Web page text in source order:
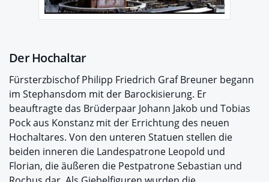
Der Hochaltar
Fürsterzbischof Philipp Friedrich Graf Breuner begann
im Stephansdom mit der Barockisierung. Er
beauftragte das Brüderpaar Johann Jakob und Tobias
Pock aus Konstanz mit der Errichtung des neuen
Hochaltares. Von den unteren Statuen stellen die
beiden inneren die Landespatrone Leopold und
Florian, die äußeren die Pestpatrone Sebastian und